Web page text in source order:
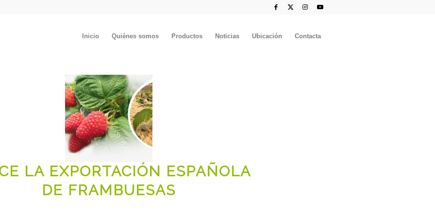
Inicio Quiénes somos Productos Noticias Ubicación Contacta
LA EXPORTACIÓN ESPAÑOLA
DE FRAMBUESAS